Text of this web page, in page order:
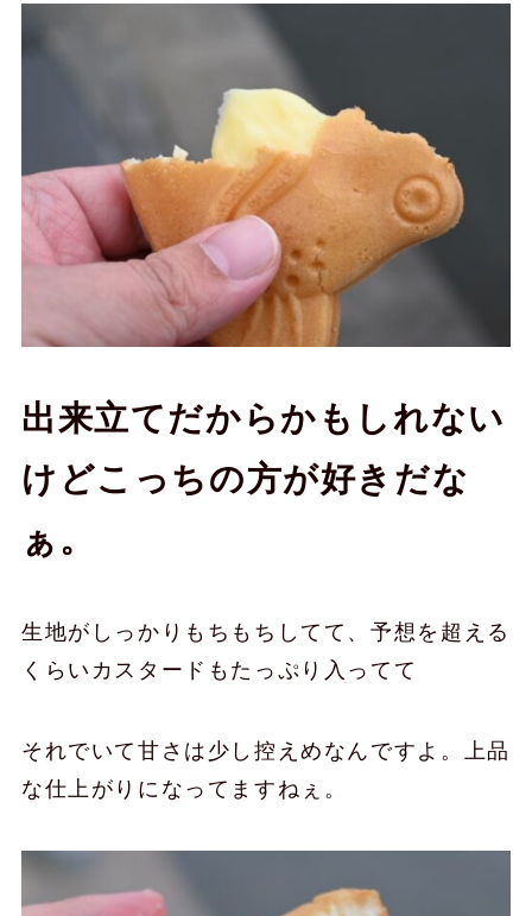
出来立てだからかもしれない
けどこっちの方が好きだな
ぁ。
生地がしっかりもちもちしてて、予想を超える
くらいカスタードもたっぷり入ってて
それでいて甘さは少し控えめなんですよ。上品
な仕上がりになってますねぇ。